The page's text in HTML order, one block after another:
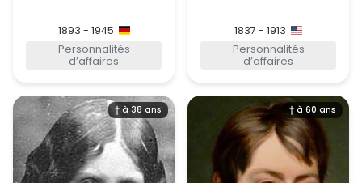
1893 - 1945
Personnalités
d’affaires
1837 - 1913
Personnalités
d’affaires
† à 38 ans † à 60 ans